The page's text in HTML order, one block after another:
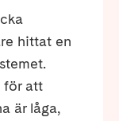
hittat en
för att
är låga,